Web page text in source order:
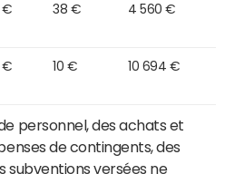
€ 38 € 4 560 €
€ 10 € 10 694 €
personnel, des achats et
de contingents, des
subventions versées ne